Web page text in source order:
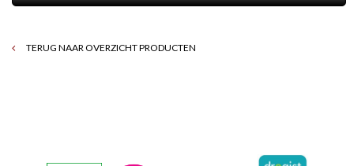
TERUG NAAR OVERZICHT PRODUCTEN